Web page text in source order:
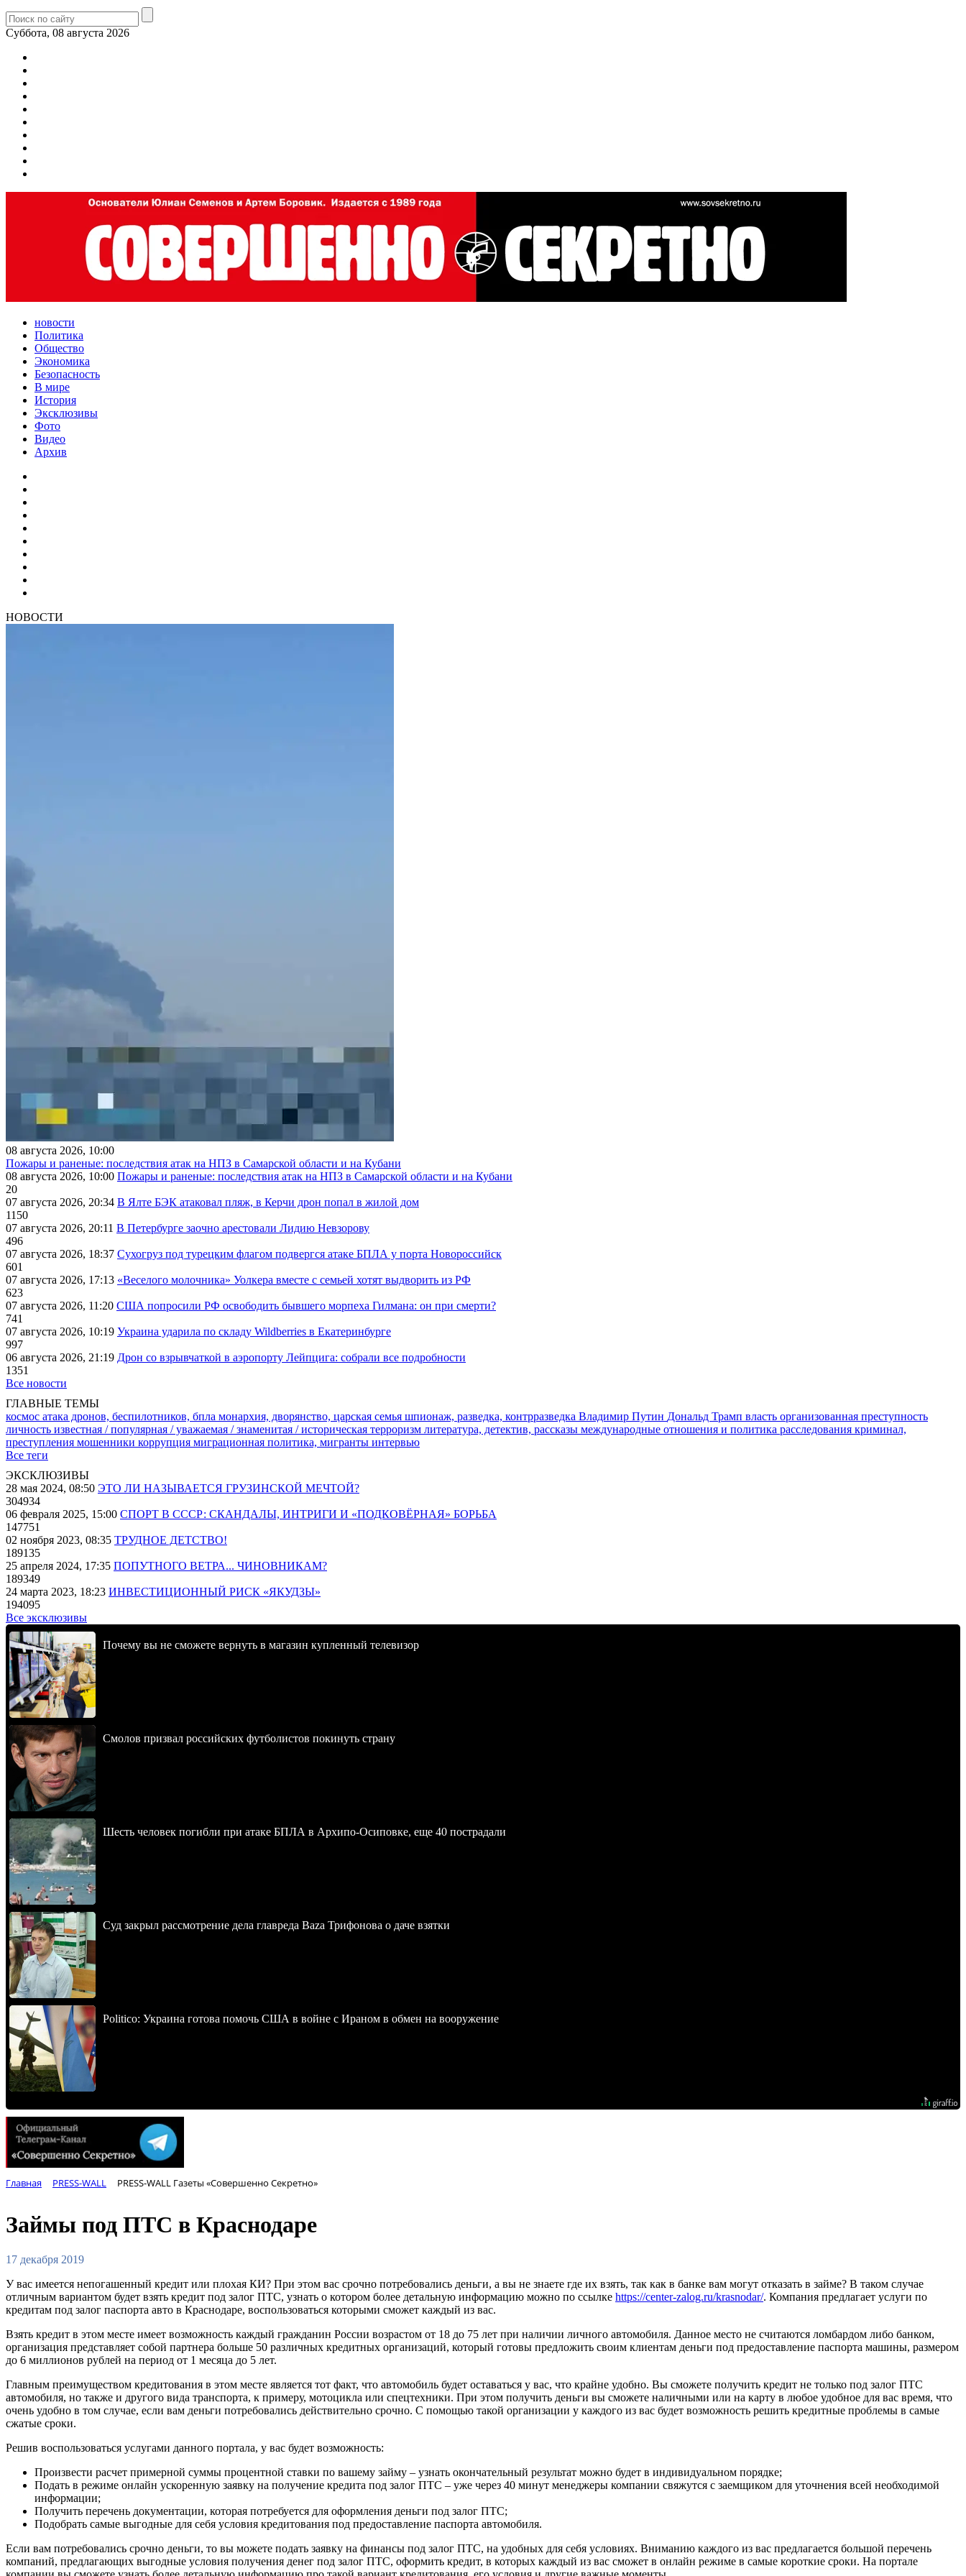
Суббота, 08 августа 2026
новости
Политика
Общество
Экономика
Безопасность
В мире
История
Эксклюзивы
Фото
Видео
Архив
НОВОСТИ
08 августа 2026, 10:00
Пожары и раненые: последствия атак на НПЗ в Самарской области и на Кубани
08 августа 2026, 10:00 Пожары и раненые: последствия атак на НПЗ в Самарской области и на Кубани
20
07 августа 2026, 20:34 В Ялте БЭК атаковал пляж, в Керчи дрон попал в жилой дом
1150
07 августа 2026, 20:11 В Петербурге заочно арестовали Лидию Невзорову
496
07 августа 2026, 18:37 Сухогруз под турецким флагом подвергся атаке БПЛА у порта Новороссийск
601
07 августа 2026, 17:13 «Веселого молочника» Уолкера вместе с семьей хотят выдворить из РФ
623
07 августа 2026, 11:20 США попросили РФ освободить бывшего морпеха Гилмана: он при смерти?
741
07 августа 2026, 10:19 Украина ударила по складу Wildberries в Екатеринбурге
997
06 августа 2026, 21:19 Дрон со взрывчаткой в аэропорту Лейпцига: собрали все подробности
1351
Все новости
ГЛАВНЫЕ ТЕМЫ
космос атака дронов, беспилотников, бпла монархия, дворянство, царская семья шпионаж, разведка, контрразведка Владимир Путин Дональд Трамп власть организованная преступность
личность известная / популярная / уважаемая / знаменитая / историческая терроризм литература, детектив, рассказы международные отношения и политика расследования криминал,
преступления мошенники коррупция миграционная политика, мигранты интервью
Все теги
ЭКСКЛЮЗИВЫ
28 мая 2024, 08:50 ЭТО ЛИ НАЗЫВАЕТСЯ ГРУЗИНСКОЙ МЕЧТОЙ?
304934
06 февраля 2025, 15:00 СПОРТ В СССР: СКАНДАЛЫ, ИНТРИГИ И «ПОДКОВЁРНАЯ» БОРЬБА
147751
02 ноября 2023, 08:35 ТРУДНОЕ ДЕТСТВО!
189135
25 апреля 2024, 17:35 ПОПУТНОГО ВЕТРА... ЧИНОВНИКАМ?
189349
24 марта 2023, 18:23 ИНВЕСТИЦИОННЫЙ РИСК «ЯКУДЗЫ»
194095
Все эксклюзивы
Почему вы не сможете вернуть в магазин купленный телевизор
Смолов призвал российских футболистов покинуть страну
Шесть человек погибли при атаке БПЛА в Архипо-Осиповке, еще 40 пострадали
Суд закрыл рассмотрение дела главреда Baza Трифонова о даче взятки
Politico: Украина готова помочь США в войне с Ираном в обмен на вооружение
Главная PRESS-WALL PRESS-WALL Газеты «Совершенно Секретно»
Займы под ПТС в Краснодаре
17 декабря 2019
У вас имеется непогашенный кредит или плохая КИ? При этом вас срочно потребовались деньги, а вы не знаете где их взять, так как в банке вам могут отказать в займе? В таком случае
отличным вариантом будет взять кредит под залог ПТС, узнать о котором более детальную информацию можно по ссылке https://center-zalog.ru/krasnodar/. Компания предлагает услуги по
кредитам под залог паспорта авто в Краснодаре, воспользоваться которыми сможет каждый из вас.
Взять кредит в этом месте имеет возможность каждый гражданин России возрастом от 18 до 75 лет при наличии личного автомобиля. Данное место не считаются ломбардом либо банком,
организация представляет собой партнера больше 50 различных кредитных организаций, который готовы предложить своим клиентам деньги под предоставление паспорта машины, размером
до 6 миллионов рублей на период от 1 месяца до 5 лет.
Главным преимуществом кредитования в этом месте является тот факт, что автомобиль будет оставаться у вас, что крайне удобно. Вы сможете получить кредит не только под залог ПТС
автомобиля, но также и другого вида транспорта, к примеру, мотоцикла или спецтехники. При этом получить деньги вы сможете наличными или на карту в любое удобное для вас время, что
очень удобно в том случае, если вам деньги потребовались действительно срочно. С помощью такой организации у каждого из вас будет возможность решить кредитные проблемы в самые
сжатые сроки.
Решив воспользоваться услугами данного портала, у вас будет возможность:
Произвести расчет примерной суммы процентной ставки по вашему займу – узнать окончательный результат можно будет в индивидуальном порядке;
Подать в режиме онлайн ускоренную заявку на получение кредита под залог ПТС – уже через 40 минут менеджеры компании свяжутся с заемщиком для уточнения всей необходимой
информации;
Получить перечень документации, которая потребуется для оформления деньги под залог ПТС;
Подобрать самые выгодные для себя условия кредитования под предоставление паспорта автомобиля.
Если вам потребовались срочно деньги, то вы можете подать заявку на финансы под залог ПТС, на удобных для себя условиях. Вниманию каждого из вас предлагается большой перечень
компаний, предлагающих выгодные условия получения денег под залог ПТС, оформить кредит, в которых каждый из вас сможет в онлайн режиме в самые короткие сроки. На портале